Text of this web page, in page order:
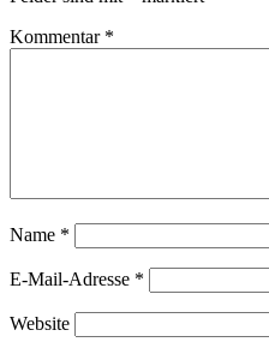
Kommentar *
Name *
E-Mail-Adresse *
Website